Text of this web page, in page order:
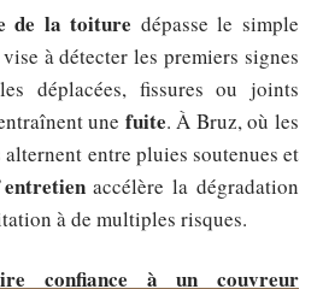
de la toiture dépasse le simple
à détecter les premiers signes
déplacées, fissures ou joints
une fuite. À Bruz, où les
entre pluies soutenues et
entretienaccélère la dégradation
à de multiples risques.
confiance à un couvreur